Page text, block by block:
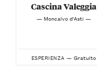
Cascina Valeggia
— Moncalvo d'Asti —
ESPERIENZA — Gratuito